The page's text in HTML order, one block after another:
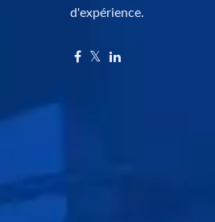
d'expérience.